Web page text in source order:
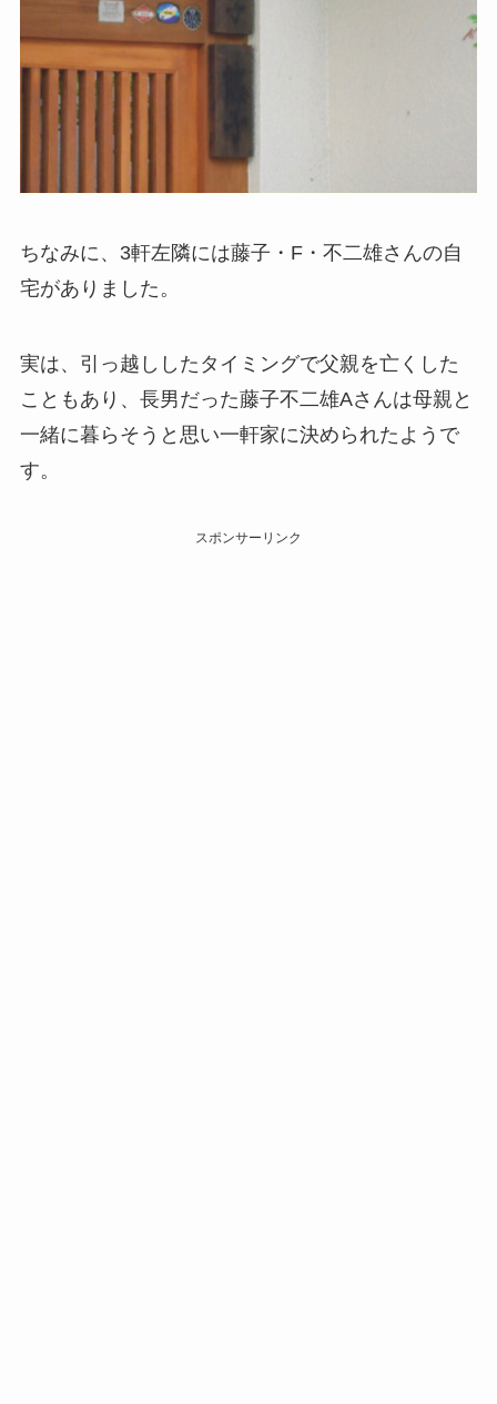
ちなみに、3軒左隣には藤子・F・不二雄さんの自
宅がありました。
実は、引っ越ししたタイミングで父親を亡くした
こともあり、長男だった藤子不二雄Aさんは母親と
一緒に暮らそうと思い一軒家に決められたようで
す。
スポンサーリンク